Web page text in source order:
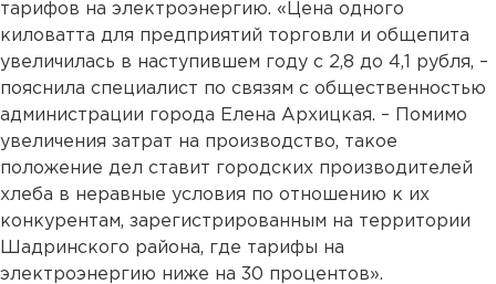
тарифов на электроэнергию. «Цена одного
киловатта для предприятий торговли и общепита
увеличилась в наступившем году с 2,8 до 4,1 рубля, –
пояснила специалист по связям с общественностью
администрации города Елена Архицкая. – Помимо
увеличения затрат на производство, такое
положение дел ставит городских производителей
хлеба в неравные условия по отношению к их
конкурентам, зарегистрированным на территории
Шадринского района, где тарифы на
электроэнергию ниже на 30 процентов».